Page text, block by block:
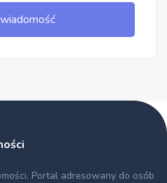
. Portal adresowany do osób